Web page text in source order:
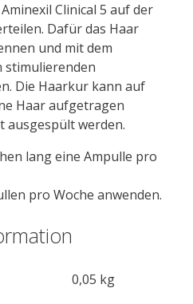
Aminexil Clinical 5 auf der
Dafür das Haar
und mit dem
stimulierenden
Die Haarkur kann auf
Haar aufgetragen
ausgespült werden.
lang eine Ampulle pro
pro Woche anwenden.
0,05 kg